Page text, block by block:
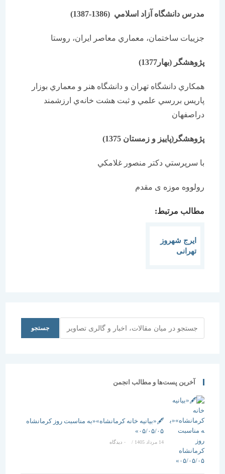
مدرس دانشگاه آزاد اسلامي (1386-1387)
جزييات ساختمان، معماري معاصر ايران، روستا
پژوهشگر (بهار1377)
همكاري دانشگاه تهران و دانشگاه هنر و معماري بوزار
پاريس بررسي علمي و ثبت هشت خانه‌ي ارزشمند
دراصفهان
پژوهشگر(پاییز و زمستان 1375)
با سرپرستي دكتر منصور غلامكي
رولووه موزه ی مقدم
مطالب مرتبط:
ایرج شهروز
تهرانی
جستجو
آخرین پست‌ها و مطالب انجمن
🖋️«بیانیه خانه کرمانشاه»«به مناسبت روز کرمانشاه
۰۵/۰۵/۰۵»
/ ۰ دیدگاه